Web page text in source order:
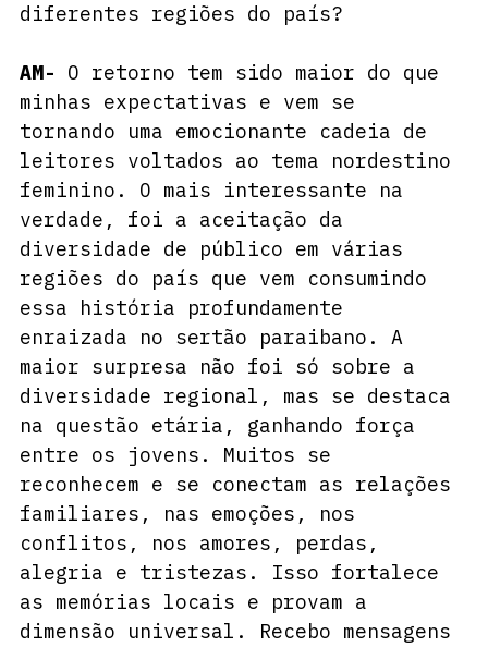
diferentes regiões do país?
AM- O retorno tem sido maior do que
minhas expectativas e vem se
tornando uma emocionante cadeia de
leitores voltados ao tema nordestino
feminino. O mais interessante na
verdade, foi a aceitação da
diversidade de público em várias
regiões do país que vem consumindo
essa história profundamente
enraizada no sertão paraibano. A
maior surpresa não foi só sobre a
diversidade regional, mas se destaca
na questão etária, ganhando força
entre os jovens. Muitos se
reconhecem e se conectam as relações
familiares, nas emoções, nos
conflitos, nos amores, perdas,
alegria e tristezas. Isso fortalece
as memórias locais e provam a
dimensão universal. Recebo mensagens